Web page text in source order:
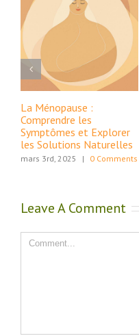
La Ménopause :
Comprendre les
Symptômes et Explorer
les Solutions Naturelles
mars 3rd, 2025 | 0 Comments
Leave A Comment
Comment